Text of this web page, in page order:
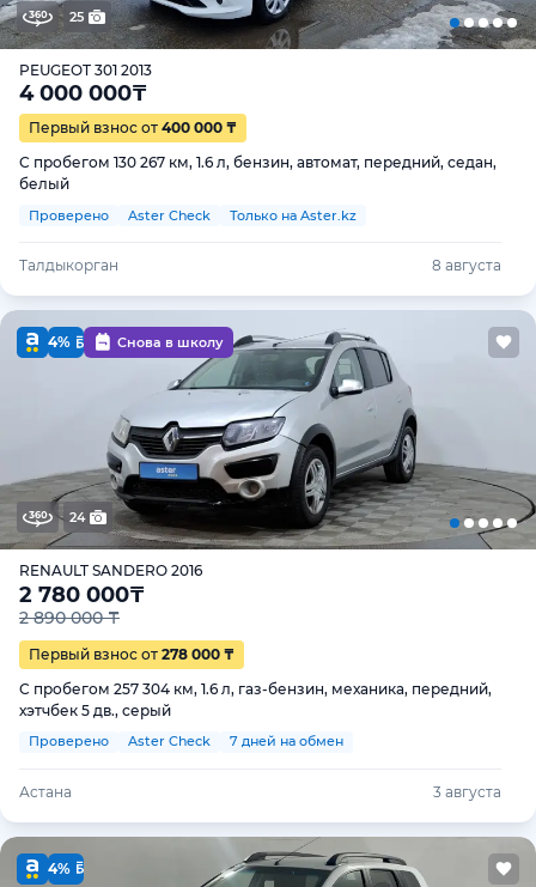
25
PEUGEOT 301 2013
4 000 000₸
Первый взнос от 400 000 ₸
С пробегом 130 267 км, 1.6 л, бензин, автомат, передний, седан,
белый
Проверено Aster Check Только на Aster.kz
Талдыкорган 8 августа
4% Снова в школу
24
RENAULT SANDERO 2016
2 780 000₸
2 890 000 ₸
Первый взнос от 278 000 ₸
С пробегом 257 304 км, 1.6 л, газ-бензин, механика, передний,
хэтчбек 5 дв., серый
Проверено Aster Check 7 дней на обмен
Астана 3 августа
4%